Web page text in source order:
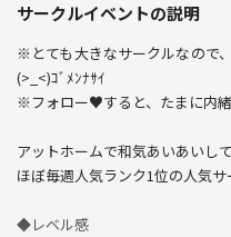
サークルイベントの説明
※とても大きなサークルなので
(>_<)ｺﾞﾒﾝﾅｻｲ
※フォロー♥すると、たまに内
アットホームで和気あいあいし
ほぼ毎週人気ランク1位の人気
◆レベル感